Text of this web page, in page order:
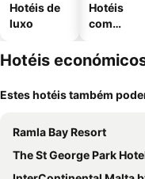
Hotéis de
luxo
Hotéis
com
Hotéis
Estes hotéis também
Ramla Bay Resort
The St George Park